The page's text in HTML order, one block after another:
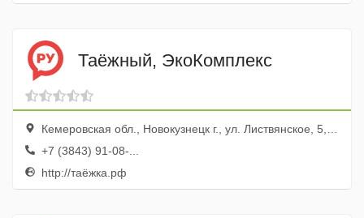
Таёжный, ЭкоКомплекс
Кемеровская обл., Новокузнецк г., ул. Листвянское, 5, пос. Листвяги
+7 (3843) 91-08-...
http://таёжка.рф